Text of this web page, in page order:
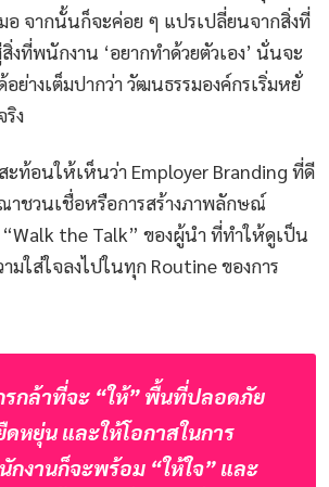
อ จากนั้นก็จะค่อย ๆ แปรเปลี่ยนจากสิ่งที่
งที่พนักงาน ‘อยากทำด้วยตัวเอง’ นั่นจะ
ย่างเต็มปากว่า วัฒนธรรมองค์กรเริ่มหยั่
ง
สะท้อนให้เห็นว่า Employer Branding ที่ดี
าชวนเชื่อหรือการสร้างภาพลักษณ์
the Talk” ของผู้นำ ที่ทำให้ดูเป็น
มใส่ใจลงไปในทุก Routine ของการ
รกล้าที่จะ “ให้” พื้นที่ปลอดภัย
ดหยุ่น และให้โอกาสในการ
กงานก็จะพร้อม “ให้ใจ” และ